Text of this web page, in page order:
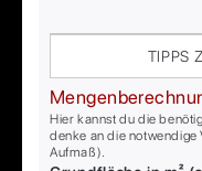
TIPPS
Hier kannst du die
denke an die notwendige
Aufmaß).